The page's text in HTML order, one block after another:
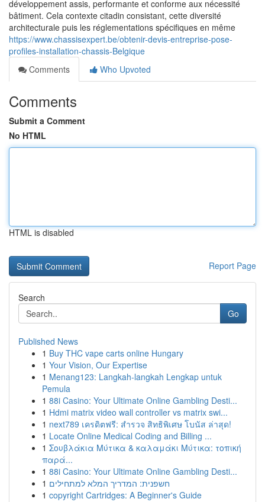
développement assis, performante et conforme aux nécessité
bâtiment. Cela contexte citadin consistant, cette diversité
architecturale puis les réglementations spécifiques en même
https://www.chassisexpert.be/obtenir-devis-entreprise-pose-
profiles-installation-chassis-Belgique
Comments
Who Upvoted
Comments
Submit a Comment
No HTML
HTML is disabled
Report Page
Search
Go
Published News
1 Buy THC vape carts online Hungary
1 Your Vision, Our Expertise
1 Menang123: Langkah-langkah Lengkap untuk
Pemula
1 88i Casino: Your Ultimate Online Gambling Desti...
1 Hdmi matrix video wall controller vs matrix swi...
1 next789 เครดิตฟรี: สำรวจ สิทธิพิเศษ โบนัส ล่าสุด!
1 Locate Online Medical Coding and Billing ...
1 Σουβλάκια Μύτικα & καλαμάκι Μύτικα: τοπική
παρά...
1 88i Casino: Your Ultimate Online Gambling Desti...
1 חשפנית: המדריך המלא למתחילים
1 copyright Cartridges: A Beginner's Guide